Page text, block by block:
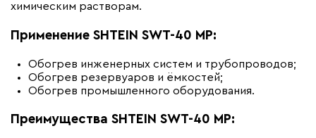
химическим растворам.
Применение SHTEIN SWT-40 MP:
Обогрев инженерных систем и трубопроводов;
Обогрев резервуаров и ёмкостей;
Обогрев промышленного оборудования.
Преимущества SHTEIN SWT-40 MP: